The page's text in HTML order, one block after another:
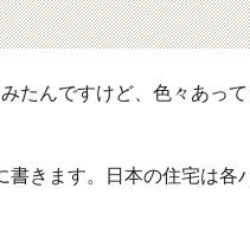
たんですけど、色々あっ
きます。日本の住宅は各